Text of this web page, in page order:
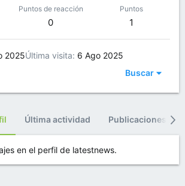
Puntos de reacción
0
Puntos
1
2025Última visita 6 Ago 2025
Buscar
Última actividad Publicaciones
en el perfil de latestnews.